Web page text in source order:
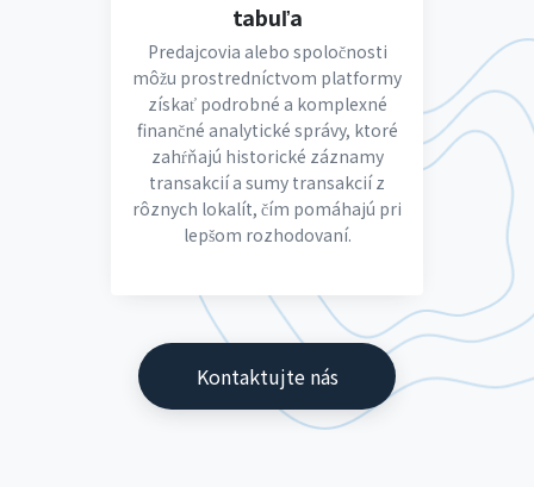
tabuľa
Predajcovia alebo spoločnosti
môžu prostredníctvom platformy
získať podrobné a komplexné
finančné analytické správy, ktoré
zahŕňajú historické záznamy
transakcií a sumy transakcií z
rôznych lokalít, čím pomáhajú pri
lepšom rozhodovaní.
Kontaktujte nás